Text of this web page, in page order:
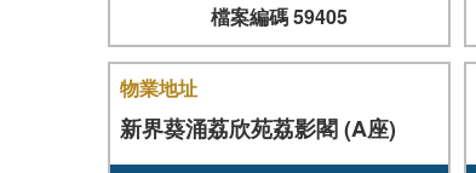
檔案編碼 59405
物業地址
新界葵涌荔欣苑荔影閣 (A座)